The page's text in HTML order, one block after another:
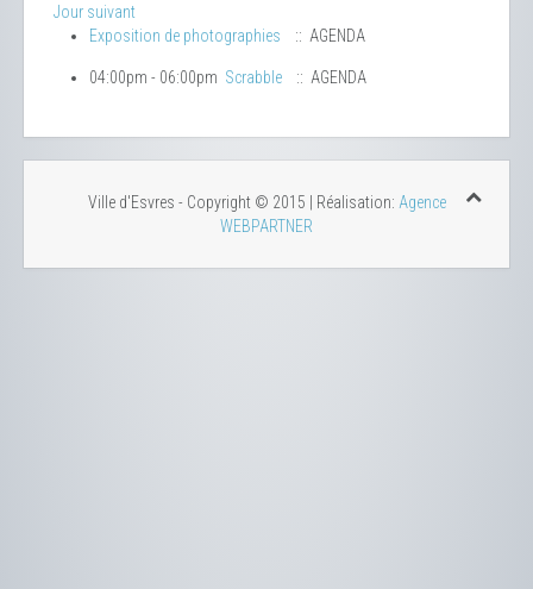
Jour suivant
Exposition de photographies
:: AGENDA
04:00pm - 06:00pm Scrabble :: AGENDA
Ville d'Esvres - Copyright © 2015 | Réalisation: Agence
WEBPARTNER